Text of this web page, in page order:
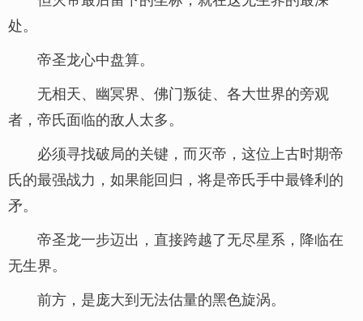
处。
帝圣龙心中盘算。
无相天、幽冥界、佛门叛徒、各大世界的旁观
者，帝氏面临的敌人太多。
必须寻找破局的关键，而灭帝，这位上古时期帝
氏的最强战力，如果能回归，将是帝氏手中最锋利的
矛。
帝圣龙一步迈出，直接跨越了无尽星系，降临在
无生界。
前方，是庞大到无法估量的黑色旋涡。